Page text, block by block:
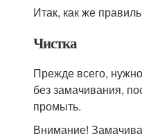
Итак, как же
Чистка
Прежде всего,
без замачивания,
промыть.
Внимание!